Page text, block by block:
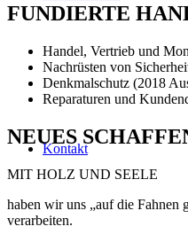
Kontakt
FUNDIERTE
Handel, Vertrieb und
Nachrüsten von
Denkmalschutz (2018
Reparaturen und
NEUES
MIT HOLZ UND SEELE
haben wir uns „auf die Fahnen
verarbeiten.